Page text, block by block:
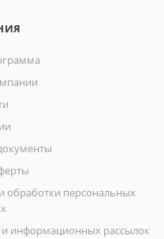
обработки персональных
и информационных рассылок